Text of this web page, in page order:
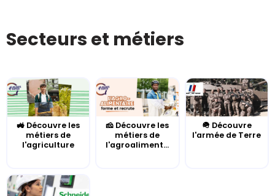
Secteurs et métiers
🚜 Découvre les
métiers de
l'agriculture
🧀 Découvre les
métiers de
l'agroaliment...
🪖 Découvre
l'armée de Terre